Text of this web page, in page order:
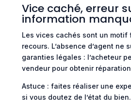
Vice caché, erreur
information
Les vices cachés sont un motif
recours. L’absence d’agent ne
garanties légales : l’acheteur
vendeur pour obtenir
Astuce : faites réaliser une
si vous doutez de l’état du bien.